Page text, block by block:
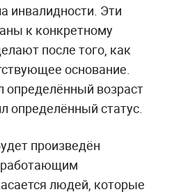
инвалидности. Эти
к конкретному
после того, как
основание.
определённый возраст
определённый статус.
произведён
работающим
людей, которые